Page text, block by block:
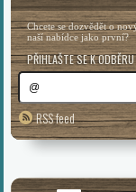
Chcete se dozvědět o
naší nabídce jako první?
PŘIHLAŠTE SE K
RSS feed